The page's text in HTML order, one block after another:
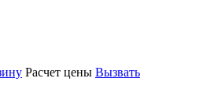
Расчет цены Вызвать